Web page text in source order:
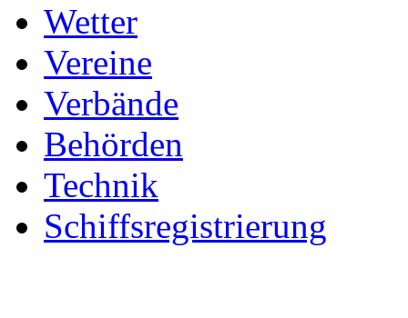
Wetter
Vereine
Verbände
Behörden
Technik
Schiffsregistrierung